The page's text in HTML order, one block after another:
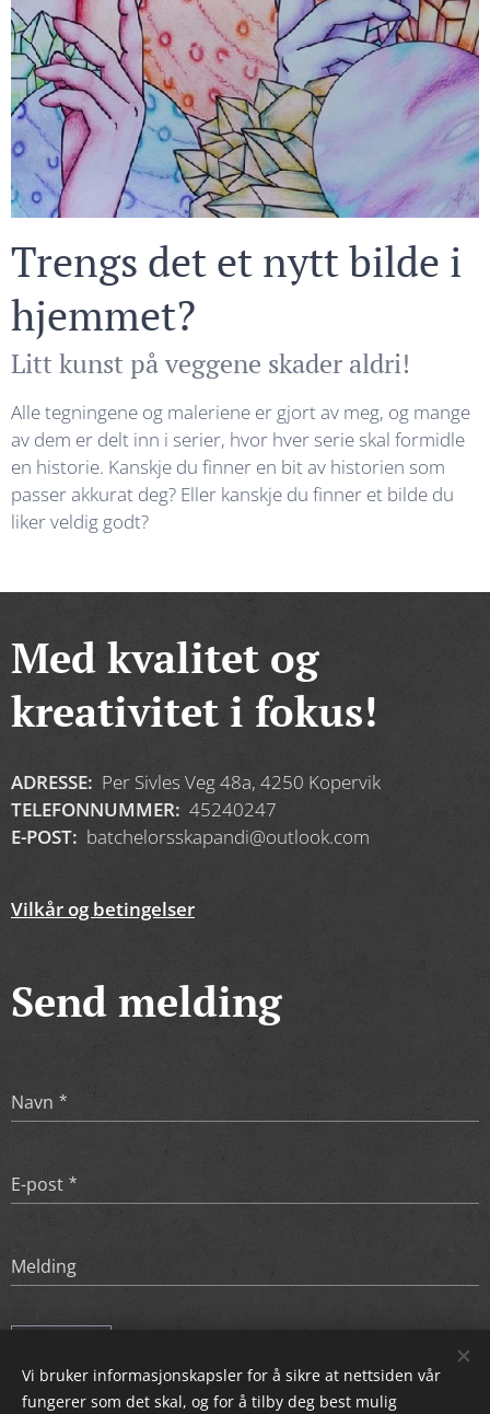
Trengs det et nytt bilde i
hjemmet?
Litt kunst på veggene skader aldri!
Alle tegningene og maleriene er gjort av meg, og mange
av dem er delt inn i serier, hvor hver serie skal formidle
en historie. Kanskje du finner en bit av historien som
passer akkurat deg? Eller kanskje du finner et bilde du
liker veldig godt?
Med kvalitet og
kreativitet i fokus!
ADRESSE: Per Sivles Veg 48a, 4250 Kopervik
TELEFONNUMMER: 45240247
E-POST: batchelorsskapandi@outlook.com
Vilkår og betingelser
Send melding
Navn
E-post
Melding
Vi bruker informasjonskapsler for å sikre at nettsiden vår
fungerer som det skal, og for å tilby deg best mulig